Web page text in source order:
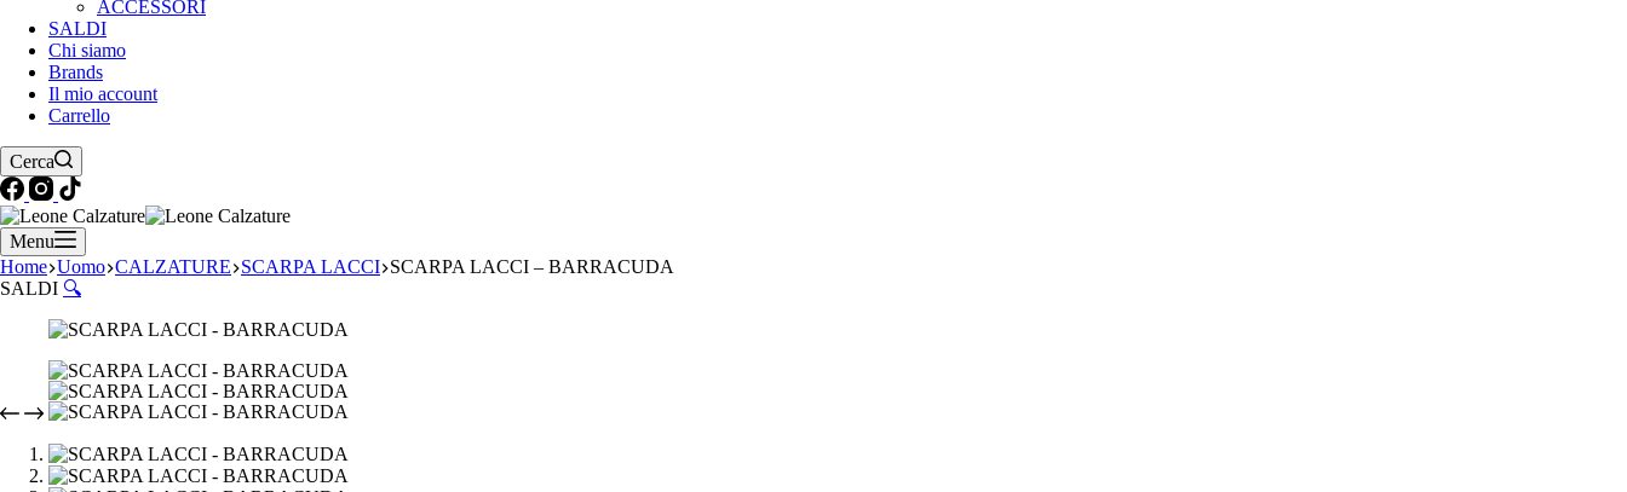
ACCESSORI
SALDI
Chi siamo
Brands
Il mio account
Carrello
Cerca
Menu
Home Uomo CALZATURE SCARPA LACCI SCARPA LACCI – BARRACUDA
SALDI 🔍